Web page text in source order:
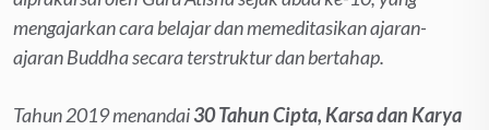
mengajarkan cara belajar dan memeditasikan ajaran-
ajaran Buddha secara terstruktur dan bertahap.
Tahun 2019 menandai30 Tahun Cipta, Karsa dan Karya